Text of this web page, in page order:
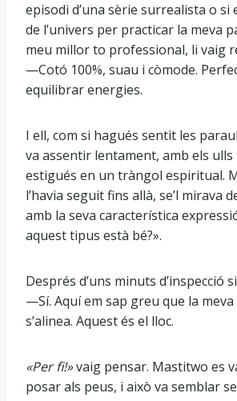
episodi d’una sèrie surrealista o si
de l’univers per practicar la meva
meu millor to professional, li vaig
—Cotó 100%, suau i còmode.
equilibrar energies.
I ell, com si hagués sentit les
va assentir lentament, amb els ulls
estigués en un tràngol espiritual.
l’havia seguit fins allà, se’l mirava
amb la seva característica
aquest tipus està bé?».
Després d’uns minuts d’inspecció
—Sí. Aquí em sap greu que la
s’alinea. Aquest és el lloc.
«Per fi!»vaig pensar. Mastitwo es
posar als peus, i això va semblar